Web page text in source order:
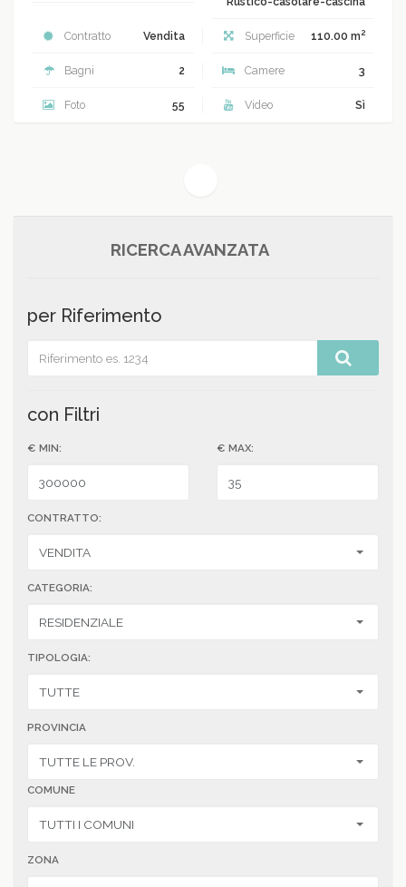
Contratto Vendita Superficie 110.00 m2
Bagni 2 Camere 3
Foto 55 Video Sì
RICERCA AVANZATA
per Riferimento
con Filtri
€ MIN: € MAX:
CONTRATTO:
CATEGORIA:
TIPOLOGIA:
PROVINCIA
COMUNE
ZONA